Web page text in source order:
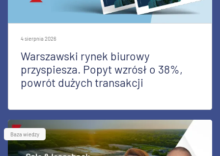
4 sierpnia 2026
Warszawski rynek biurowy
przyspiesza. Popyt wzrósł o 38%,
powrót dużych transakcji
Baza wiedzy